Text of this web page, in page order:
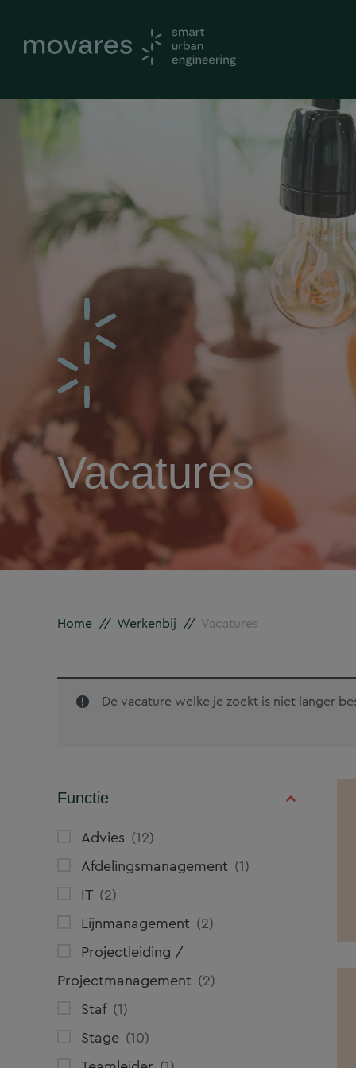
Vacatures
Home // Werkenbij // Vacatures
De vacature welke je zoekt is niet langer
Functie
Advies
12
Afdelingsmanagement 1
IT 2
Lijnmanagement 2
Projectleiding /
Projectmanagement 2
Staf 1
Stage 10